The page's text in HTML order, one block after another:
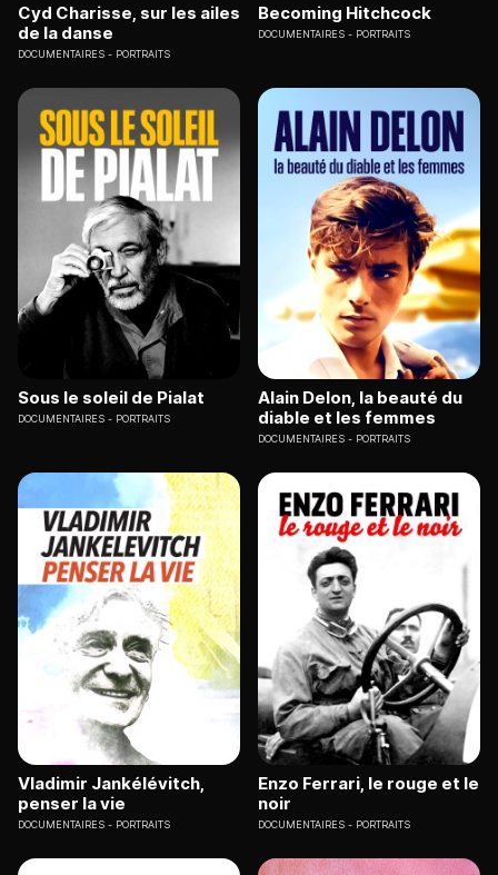
Cyd Charisse, sur les ailes
de la danse
DOCUMENTAIRES PORTRAITS
Becoming Hitchcock
DOCUMENTAIRES PORTRAITS
Sous le soleil de Pialat
DOCUMENTAIRES PORTRAITS
Alain Delon, la beauté du
diable et les femmes
DOCUMENTAIRES PORTRAITS
Vladimir Jankélévitch,
penser la vie
DOCUMENTAIRES PORTRAITS
Enzo Ferrari, le rouge et le
noir
DOCUMENTAIRES PORTRAITS